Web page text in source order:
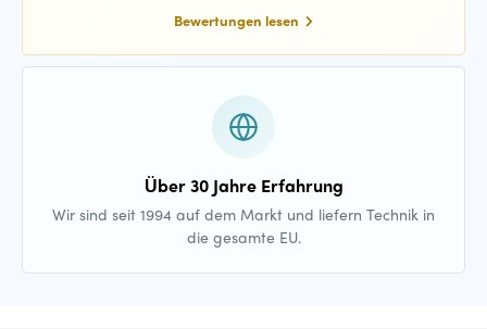
Bewertungen lesen
Über 30 Jahre Erfahrung
Wir sind seit 1994 auf dem Markt und liefern Technik in
die gesamte EU.